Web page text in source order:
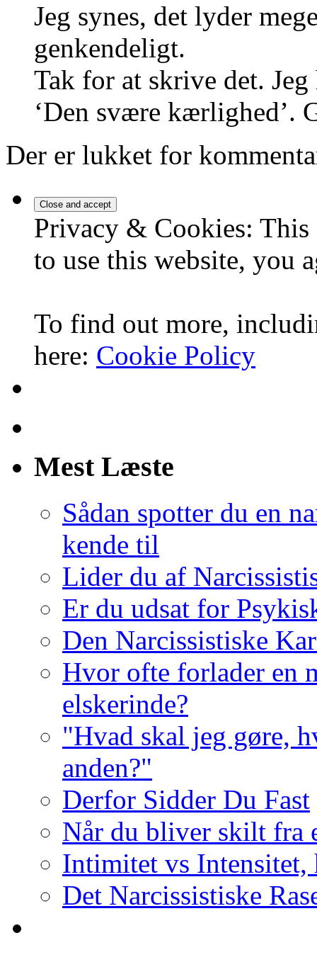
Jeg synes, det lyder
genkendeligt.
Tak for at skrive det.
‘Den svære kærlighed’.
Der er lukket for
Privacy & Cookies:
to use this website, you
To find out more,
here: Cookie Policy
Mest Læste
Sådan spotter du en
kende til
Lider du af
Er du udsat for
Den Narcissistiske
Hvor ofte forlader en
elskerinde?
"Hvad skal jeg gøre,
anden?"
Derfor Sidder Du Fast
Når du bliver skilt fra
Intimitet vs Intensitet,
Det Narcissistiske